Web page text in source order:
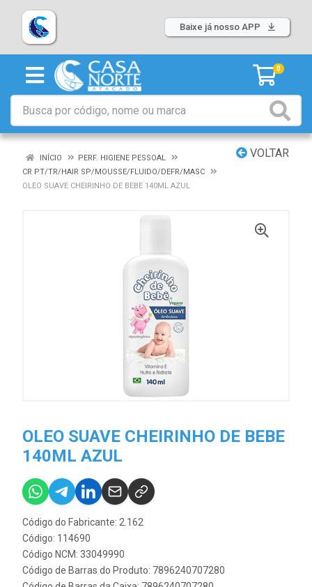
Baixe já nosso APP
0
VOLTAR
INÍCIO
PERF. HIGIENE PESSOAL
CR PT/TR/HAIR SP/MOUSSE/FLUIDO/DEFR/MASC
OLEO SUAVE CHEIRINHO DE BEBE 140ML AZUL
OLEO SUAVE CHEIRINHO DE BEBE
140ML AZUL
Código do Fabricante: 2.162
Código: 114690
Código NCM: 33049990
Código de Barras do Produto: 7896240707280